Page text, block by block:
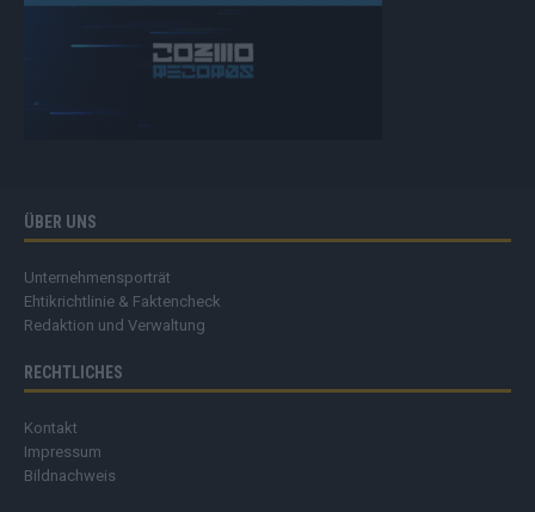
ÜBER UNS
Unternehmensporträt
Ehtikrichtlinie & Faktencheck
Redaktion und Verwaltung
RECHTLICHES
Kontakt
Impressum
Bildnachweis